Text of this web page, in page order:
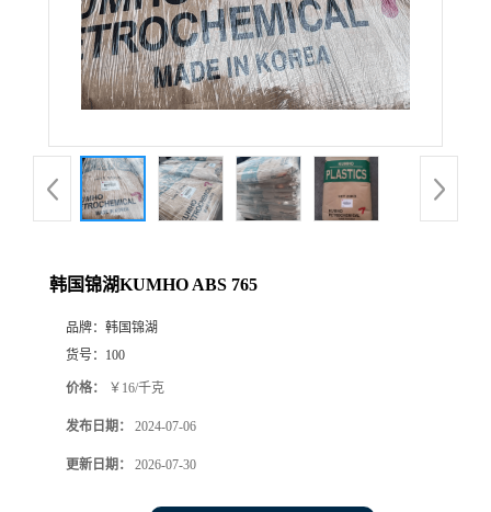
韩国锦湖KUMHO ABS 765
品牌： 韩国锦湖
货号： 100
价格： ￥16/千克
发布日期： 2024-07-06
更新日期： 2026-07-30